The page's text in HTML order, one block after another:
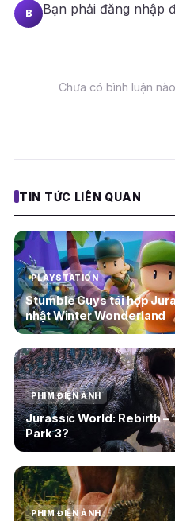
B Bạn phải đăng nhập
Chưa có bình luận
TIN TỨC LIÊN QUAN
PLAYSTATION
Stumble Guys tái hợp
nhật Winter Wonderland
PHIM ĐIỆN ẢNH
Jurassic World: Rebirth –
Park 3?
PHIM ĐIỆN ẢNH